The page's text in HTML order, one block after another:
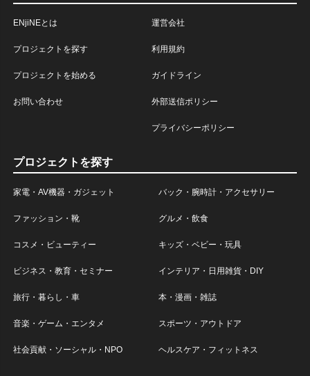
ENjiNEとは
プロジェクトを探す
プロジェクトを始める
お問い合わせ
運営会社
利用規約
ガイドライン
外部送信ポリシー
プライバシーポリシー
プロジェクトを探す
家電・AV機器・ガジェット バック・腕時計・アクセサリー
ファッション・靴 グルメ・飲食
コスメ・ビューティー キッズ・ベビー・玩具
ビジネス・教育・セミナー インテリア・日用雑貨・DIY
旅行・暮らし・車 本・漫画・雑誌
音楽・ゲーム・エンタメ スポーツ・アウトドア
社会貢献・ソーシャル・NPO ヘルスケア・フィットネス